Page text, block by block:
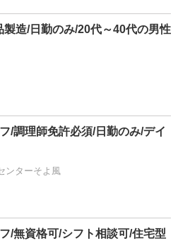
造/日勤のみ/20代～40代の男性
/調理師免許必須/日勤のみ/デイ
ンターそよ風
/無資格可/シフト相談可/住宅型